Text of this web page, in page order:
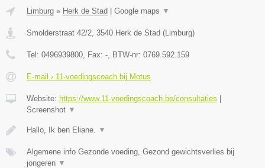
Limburg » Herk de Stad Google maps ▼
Smolderstraat 42/2, 3540 Herk de Stad (Limburg)
Tel: 0496939800, Fax: -, BTW-nr: 0769.592.159
E-mail › 11-voedingscoach bij Motus
Website: https://www.11-voedingscoach.be/consultaties
Screenshot ▼
Hallo, Ik ben Eliane. ▼
Algemene info Gezonde voeding, Gezond gewichtsverlies bij
jongeren ▼